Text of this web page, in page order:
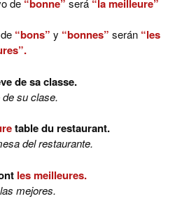
“bonne” “la meilleure”
“bons” y “bonnes” serán “les
de sa classe.
su clase.
table du restaurant.
del restaurante.
les meilleures.
mejores.